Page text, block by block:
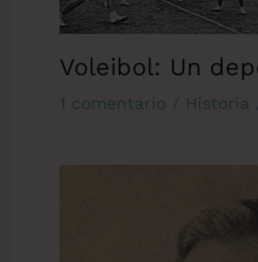
Voleibol: Un
1 comentario / Historia